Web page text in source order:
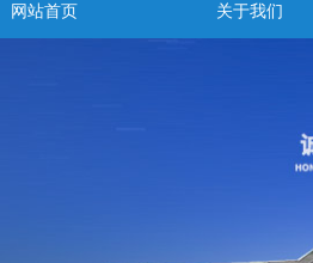
网站首页 关于我们